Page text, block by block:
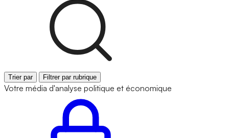
Trier par Filtrer par rubrique
Votre média d'analyse politique et économique